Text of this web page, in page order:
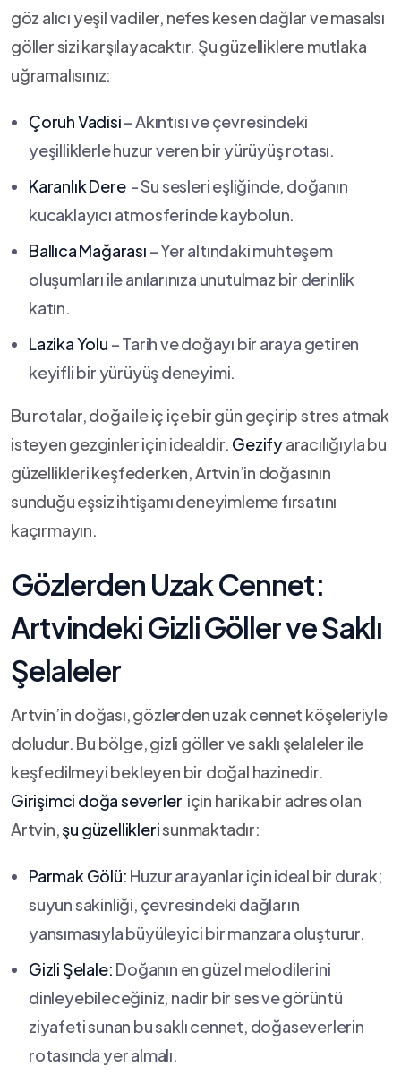
⁤göz alıcı yeşil vadiler, nefes ​kesen dağlar ve masalsı
göller sizi ⁤karşılayacaktır. Şu ‌güzelliklere mutlaka
uğramalısınız:
Çoruh Vadisi– Akıntısı ve çevresindeki
yeşilliklerle huzur veren bir yürüyüş rotası.
Karanlık Dere⁣ -‍ Su sesleri eşliğinde, doğanın
kucaklayıcı atmosferinde kaybolun.
Ballıca Mağarası – Yer altındaki muhteşem
oluşumları ile anılarınıza unutulmaz bir⁤ derinlik
katın.
Lazika Yolu – Tarih ⁢ve doğayı bir⁢ araya getiren
keyifli bir yürüyüş‌ deneyimi.
Bu rotalar, ⁣doğa​ ile iç içe bir‌ gün geçirip stres atmak
isteyen ⁣gezginler için idealdir. Gezifyaracılığıyla bu
güzellikleri keşfederken, Artvin’in⁤ doğasının​
sunduğu eşsiz ihtişamı deneyimleme fırsatını
kaçırmayın.
Gözlerden Uzak Cennet:
Artvindeki Gizli⁤ Göller ve Saklı
Şelaleler
Artvin’in doğası, ​gözlerden‌ uzak‌ cennet‍ köşeleriyle
doludur. Bu bölge, gizli göller​ ve​ saklı ⁤şelaleler ile ​
keşfedilmeyi ​bekleyen bir doğal ‍hazinedir. ⁤
Girişimci ‍doğa severler ⁤ için harika bir adres olan
Artvin,şu güzelliklerisunmaktadır:
Parmak Gölü: Huzur arayanlar için⁣ ideal bir‍ durak;
suyun sakinliği, çevresindeki dağların
yansımasıyla büyüleyici bir manzara oluşturur.
Gizli Şelale: Doğanın en güzel melodilerini
dinleyebileceğiniz, nadir bir ses ⁤ve ⁣görüntü
ziyafeti sunan bu saklı cennet, doğaseverlerin
rotasında yer almalı.